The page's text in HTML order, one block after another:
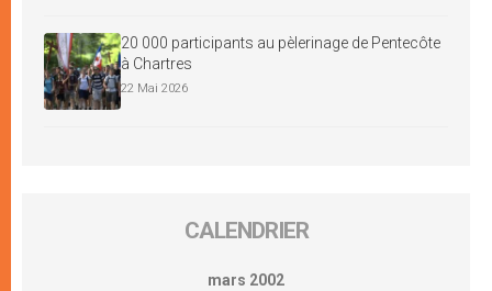
20 000 participants au pèlerinage de Pentecôte
à Chartres
22 Mai 2026
CALENDRIER
mars 2002